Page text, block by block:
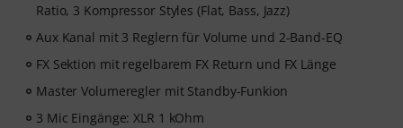
Ratio, 3 Kompressor Styles (Flat, Bass, Jazz)
Aux Kanal mit 3 Reglern für Volume und 2-Band-EQ
FX Sektion mit regelbarem FX Return und FX Länge
Master Volumeregler mit Standby-Funkion
3 Mic Eingänge: XLR 1 kOhm